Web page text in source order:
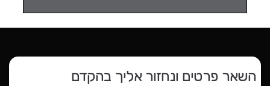
השאר פרטים ונחזור אליך בהקדם